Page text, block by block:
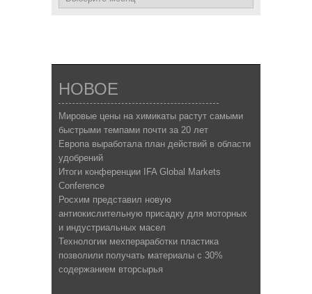
НОВОЕ
Мировые цены на химикаты растут самыми
быстрыми темпами почти за 20 лет
Европа выработала план действий в области
удобрений
Итоги конференции IFA Global Markets
Conference
Росхим представил новую
антиокислительную присадку для моторных
и индустриальных масел
Технологии мехпераработки пластика
позволили получать материалы с 30%
содержанием вторсырья